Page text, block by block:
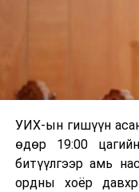
УИХ-ын гишүүн
өдөр 19:00
битүүлгээр амь
ордны хоёр